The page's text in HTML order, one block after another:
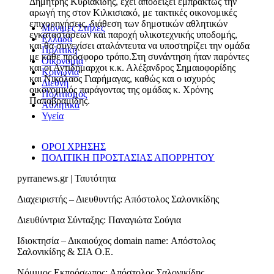
αρωγή της στον Κιλκισιακό, με τακτικές οικονομικές
επιχορηγήσεις, διάθεση των δημοτικών αθλητικών
εγκαταστάσεων και παροχή υλικοτεχνικής υποδομής,
και θα συνεχίσει αταλάντευτα να υποστηρίζει την ομάδα
με κάθε πρόσφορο τρόπο.Στη συνάντηση ήταν παρόντες
και οι Αντιδήμαρχοι κ.κ. Αλέξανδρος Σημαιοφορίδης
και Νικόλαος Γιαρήμαγας, καθώς και ο ισχυρός
οικονομικός παράγοντας της ομάδας κ. Χρόνης
Παπαβραμίδης.
Μόνιμες Στήλες
Ελλάδα
Πολιτική
Οικονομία
Κοινωνία
Διεθνή
Πολιτισμός
Αθλητικά
Υγεία
ΟΡΟΙ ΧΡΗΣΗΣ
ΠΟΛΙΤΙΚΗ ΠΡΟΣΤΑΣΙΑΣ ΑΠΟΡΡΗΤΟΥ
pyrranews.gr | Ταυτότητα
Διαχειριστής – Διευθυντής: Απόστολος Σαλονικίδης
Διευθύντρια Σύνταξης: Παναγιώτα Σούγια
Ιδιοκτησία – Δικαιούχος domain name: Απόστολος
Σαλονικίδης & ΣΙΑ Ο.Ε.